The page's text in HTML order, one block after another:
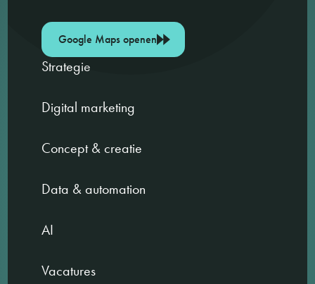
Google Maps openen
Strategie
Digital marketing
Concept & creatie
Data & automation
AI
Vacatures